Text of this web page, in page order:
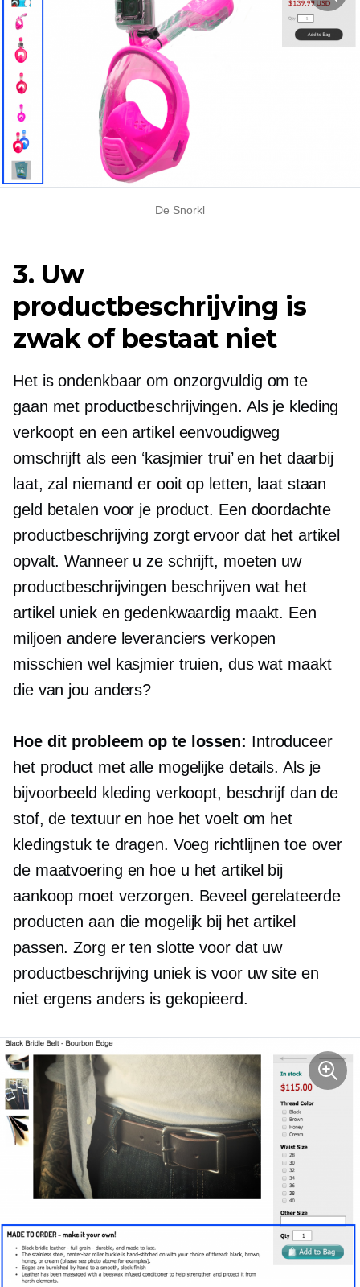
De Snorkl
3. Uw
productbeschrijving is
zwak of bestaat niet
Het is ondenkbaar om onzorgvuldig om te
gaan met productbeschrijvingen. Als je kleding
verkoopt en een artikel eenvoudigweg
omschrijft als een ‘kasjmier trui’ en het daarbij
laat, zal niemand er ooit op letten, laat staan ​​
geld betalen voor je product. Een doordachte
productbeschrijving zorgt ervoor dat het artikel
opvalt. Wanneer u ze schrijft, moeten uw
productbeschrijvingen beschrijven wat het
artikel uniek en gedenkwaardig maakt. Een
miljoen andere leveranciers verkopen
misschien wel kasjmier truien, dus wat maakt
die van jou anders?
Hoe dit probleem op te lossen: Introduceer
het product met alle mogelijke details. Als je
bijvoorbeeld kleding verkoopt, beschrijf dan de
stof, de textuur en hoe het voelt om het
kledingstuk te dragen. Voeg richtlijnen toe over
de maatvoering en hoe u het artikel bij
aankoop moet verzorgen. Beveel gerelateerde
producten aan die mogelijk bij het artikel
passen. Zorg er ten slotte voor dat uw
productbeschrijving uniek is voor uw site en
niet ergens anders is gekopieerd.